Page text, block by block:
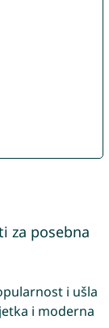
za posebna
i ušla
i moderna